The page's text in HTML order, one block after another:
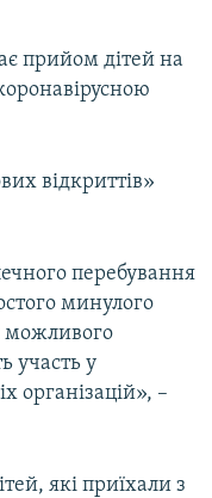
прийом дітей на
відкриттів»
перебування
минулого
можливого
участь у
організацій», –
які приїхали з